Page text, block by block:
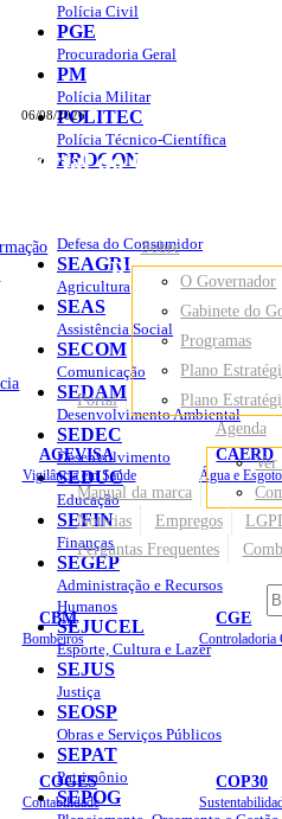
06/08/2026
Portal do Governo do
Rondônia
AGEVISA
Vigilância em Saúde
CAERD
Água e Esgoto
CBM
Bombeiros
CGE
Controladoria
COGES
Contabilidade
COP30
Portal
Sobre
O Governador
Gabinete do
Programas
Plano
Plano
Manual da marca
Agenda
Ver
Notícias
Empregos
Perguntas Frequentes
Polícia Civil
PGE
Procuradoria Geral
PM
Polícia Militar
POLITEC
Polícia Técnico-Científica
PROCON
Defesa do Consumidor
SEAGRI
Agricultura
SEAS
Assistência Social
SECOM
Comunicação
SEDAM
Desenvolvimento Ambiental
SEDEC
Desenvolvimento
SEDUC
Educação
SEFIN
Finanças
SEGEP
Administração e Recursos
Humanos
SEJUCEL
Esporte, Cultura e Lazer
SEJUS
Justiça
SEOSP
Obras e Serviços Públicos
SEPAT
Patrimônio
SEPOG